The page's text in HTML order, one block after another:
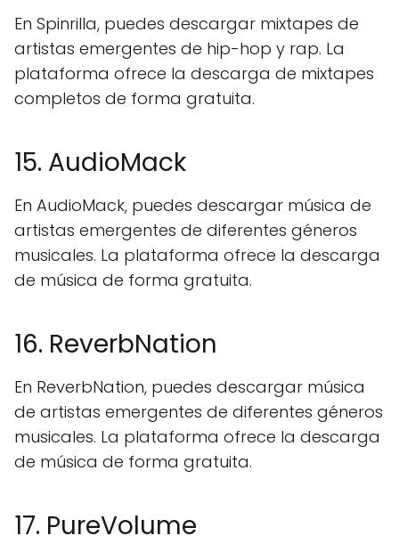
En Spinrilla, puedes descargar mixtapes de
artistas emergentes de hip-hop y rap. La
plataforma ofrece la descarga de mixtapes
completos de forma gratuita.
15. AudioMack
En AudioMack, puedes descargar música de
artistas emergentes de diferentes géneros
musicales. La plataforma ofrece la descarga
de música de forma gratuita.
16. ReverbNation
En ReverbNation, puedes descargar música
de artistas emergentes de diferentes géneros
musicales. La plataforma ofrece la descarga
de música de forma gratuita.
17. PureVolume